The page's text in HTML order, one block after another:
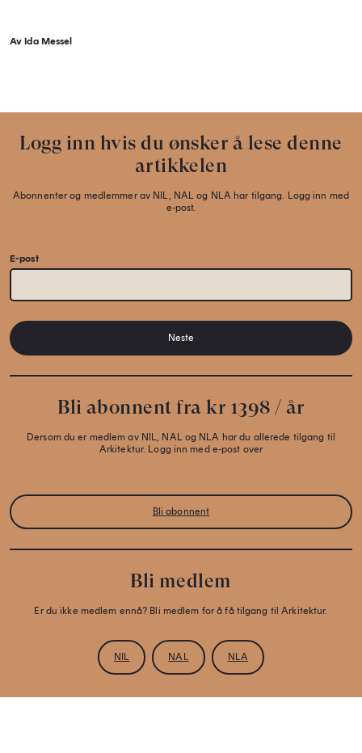
Av Ida Messel
Logg inn hvis du ønsker å lese denne
artikkelen
Abonnenter og medlemmer av NIL, NAL og NLA har tilgang. Logg inn med
e-post.
E-post
Neste
Bli abonnent fra kr 1398 / år
Dersom du er medlem av NIL, NAL og NLA har du allerede tilgang til
Arkitektur. Logg inn med e-post over
Bli abonnent
Bli medlem
Er du ikke medlem ennå? Bli medlem for å få tilgang til Arkitektur.
NIL NAL NLA